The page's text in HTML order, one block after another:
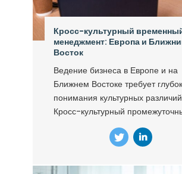
Кросс-культурный
менеджмент: Европа и
Восток
Ведение бизнеса в Европе и на
Ближнем Востоке требует
понимания культурных
Кросс-культурный